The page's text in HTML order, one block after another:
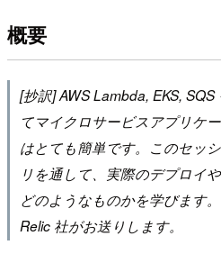
概要
[抄訳] AWS Lambda, EKS,
てマイクロサービスアプリケ
はとても簡単です。このセッ
リを通して、実際のデプロイ
どのようなものかを学びます
Relic 社がお送りします。